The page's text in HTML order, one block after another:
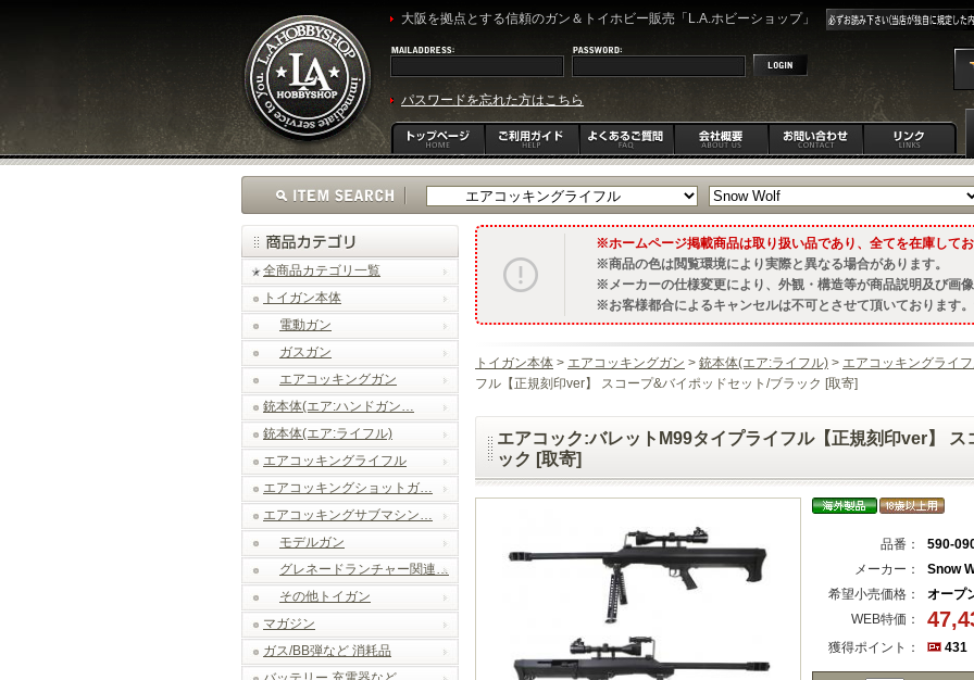
大阪を拠点とする信頼のガン＆トイホビー販売「L.A.ホビーショップ」
パスワードを忘れた方はこちら
全商品カテゴリ一覧
トイガン本体
電動ガン
ガスガン
エアコッキングガン
銃本体(エア:ハンドガン…
銃本体(エア:ライフル)
エアコッキングライフル
エアコッキングショットガ…
エアコッキングサブマシン…
モデルガン
グレネードランチャー関連…
その他トイガン
マガジン
ガス/BB弾など 消耗品
ホームページ掲載商品は取り扱い品であり、全てを在庫してお
商品の色は閲覧環境により実際と異なる場合があります。
メーカーの仕様変更により、外観・構造等が商品説明及び画
お客様都合によるキャンセルは不可とさせて頂いております。
トイガン本体 > エアコッキングガン > 銃本体(エア:ライフル) > エアコッキングライ
フル【正規刻印ver】 スコープ&バイポッドセット/ブラック [取寄]
エアコック:バレットM99タイプライフル【正規刻印ver】 ス
ック [取寄]
品番：
590-
メーカー：
Snow
希望小売価格：
オープ
WEB特価：
獲得ポイント：
431